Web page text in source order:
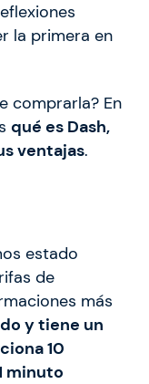
la primera en
comprarla? En
qué es Dash,
ventajas.
estado
de
más
y tiene un
10
minuto